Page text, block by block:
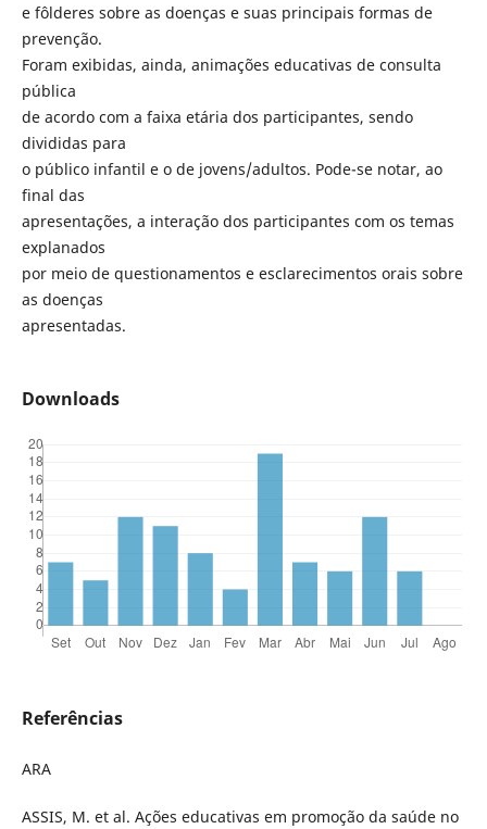
e fôlderes sobre as doenças e suas principais formas de
prevenção.
Foram exibidas, ainda, animações educativas de consulta
pública
de acordo com a faixa etária dos participantes, sendo
divididas para
o público infantil e o de jovens/adultos. Pode-se notar, ao
final das
apresentações, a interação dos participantes com os temas
explanados
por meio de questionamentos e esclarecimentos orais sobre
as doenças
apresentadas.
Downloads
Referências
ARA
ASSIS, M. et al. Ações educativas em promoção da saúde no